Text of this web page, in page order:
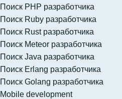
Поиск PHP разработчика
Поиск Ruby разработчика
Поиск Rust разработчика
Поиск Meteor разработчика
Поиск Java разработчика
Поиск Erlang разработчика
Поиск Golang разработчика
Mobile development